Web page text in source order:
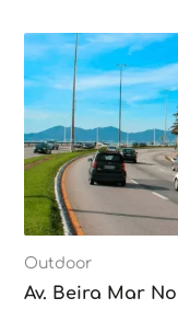
Outdoor
Av. Beira Mar